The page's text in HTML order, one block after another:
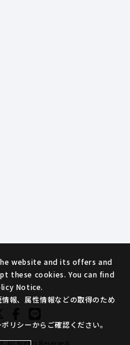
All Rights Reserved.
website and its offers and
these cookies. You can find
Notice.
報、属性情報などの取得のため
リシーからご確認ください。